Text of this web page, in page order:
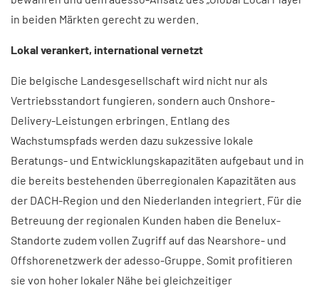
in beiden Märkten gerecht zu werden.
Lokal verankert, international vernetzt
Die belgische Landesgesellschaft wird nicht nur als
Vertriebsstandort fungieren, sondern auch Onshore-
Delivery-Leistungen erbringen. Entlang des
Wachstumspfads werden dazu sukzessive lokale
Beratungs- und Entwicklungskapazitäten aufgebaut und in
die bereits bestehenden überregionalen Kapazitäten aus
der DACH-Region und den Niederlanden integriert. Für die
Betreuung der regionalen Kunden haben die Benelux-
Standorte zudem vollen Zugriff auf das Nearshore- und
Offshorenetzwerk der adesso-Gruppe. Somit profitieren
sie von hoher lokaler Nähe bei gleichzeitiger